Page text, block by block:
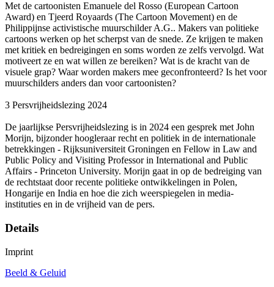
Met de cartoonisten Emanuele del Rosso (European Cartoon
Award) en Tjeerd Royaards (The Cartoon Movement) en de
Philippijnse activistische muurschilder A.G.. Makers van politieke
cartoons werken op het scherpst van de snede. Ze krijgen te maken
met kritiek en bedreigingen en soms worden ze zelfs vervolgd. Wat
motiveert ze en wat willen ze bereiken? Wat is de kracht van de
visuele grap? Waar worden makers mee geconfronteerd? Is het voor
muurschilders anders dan voor cartoonisten?
3 Persvrijheidslezing 2024
De jaarlijkse Persvrijheidslezing is in 2024 een gesprek met John
Morijn, bijzonder hoogleraar recht en politiek in de internationale
betrekkingen - Rijksuniversiteit Groningen en Fellow in Law and
Public Policy and Visiting Professor in International and Public
Affairs - Princeton University. Morijn gaat in op de bedreiging van
de rechtstaat door recente politieke ontwikkelingen in Polen,
Hongarije en India en hoe die zich weerspiegelen in media-
instituties en in de vrijheid van de pers.
Details
Imprint
Beeld & Geluid